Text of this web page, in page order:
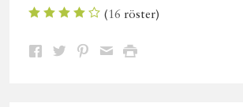
(16 röster)
Dela Dela Dela DelaSkriv